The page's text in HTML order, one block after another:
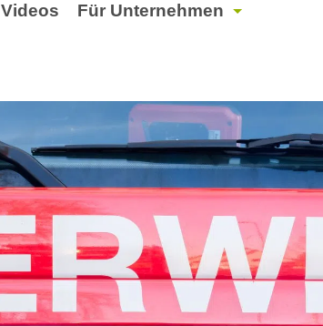
2026
Videos Für Unternehmen